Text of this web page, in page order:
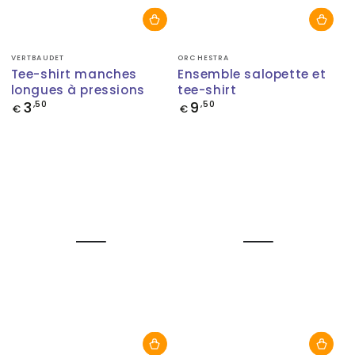
Fournisseur:
VERTBAUDET
Tee-shirt manches
longues à pressions
Prix
€ 3 ,50
Fournisseur:
ORCHESTRA
Ensemble salopette et
tee-shirt
Prix
€ 9 ,50